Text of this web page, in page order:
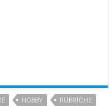
HOBBY
RUBRICHE